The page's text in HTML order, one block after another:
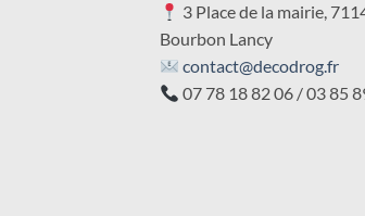
3 Place de la mairie,
Bourbon Lancy
contact@decodrog.fr
07 78 18 82 06 / 03 85